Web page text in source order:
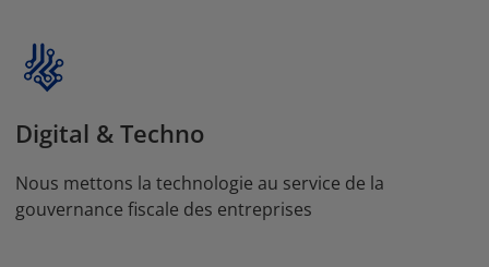
Digital & Techno
Nous mettons la technologie au service de la
gouvernance fiscale des entreprises